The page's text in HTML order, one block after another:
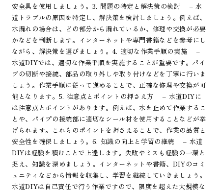
安全具を使用しましょう。3. 問題の特定と解決策の検討 – 水
道トラブルの原因を特定し、解決策を検討しましょう。例えば、
水漏れの場合は、どの部分から漏れているか、修理や交換が必要
かなどを判断します。インターネットや専門書籍などを参考にし
ながら、解決策を選びましょう。4. 適切な作業手順の実施 –
水道DIYでは、適切な作業手順を実施することが重要です。パイ
プの切断や接続、部品の取り外しや取り付けなどを丁寧に行いま
しょう。作業手順に従って進めることで、正確な修理や交換が可
能となります。5. 注意点とポイントの押さえ方 – 水道DIYに
は注意点とポイントがあります。例えば、水を止めて作業するこ
とや、パイプの接続部に適切なシール材を使用することなどが挙
げられます。これらのポイントを押さえることで、作業の品質と
安全性を確保しましょう。6. 知識の向上と学習の継続 – 水道
DIYは経験を積むことで上達します。失敗やミスも経験の一環と
捉え、知識を深めましょう。インターネットや書籍、DIYのコミ
ュニティなどから情報を収集し、学習を継続していきましょう。
水道DIYは自己責任で行う作業ですので、限度を超えた大規模な